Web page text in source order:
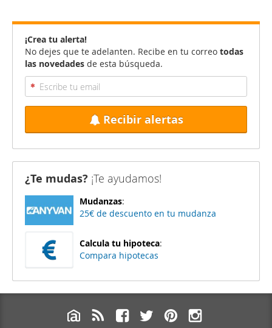
¡Crea tu alerta!
No dejes que te adelanten. Recibe en tu correo todas
las novedades de esta búsqueda.
Recibir alertas
¿Te mudas? ¡Te ayudamos!
Mudanzas:
25€ de descuento en tu mudanza
Calcula tu hipoteca:
Compara hipotecas